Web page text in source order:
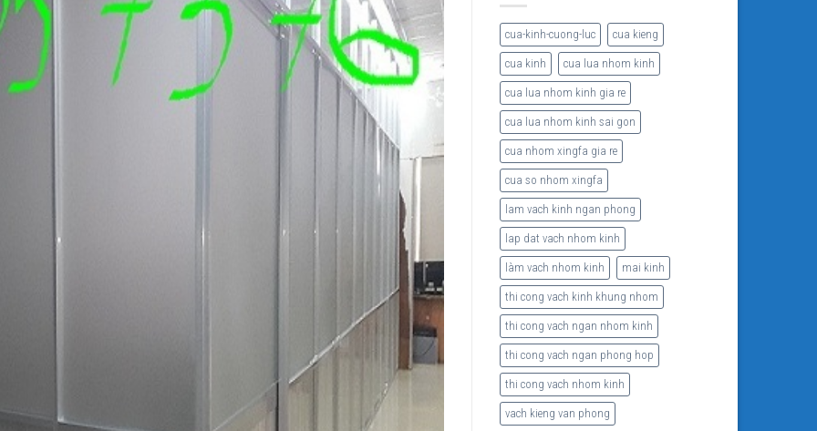
cua-kinh-cuong-luc cua kieng
cua kinh cua lua nhom kinh
cua lua nhom kinh gia re
cua lua nhom kinh sai gon
cua nhom xingfa gia re
cua so nhom xingfa
lam vach kinh ngan phong
lap dat vach nhom kinh
làm vach nhom kinh mai kinh
thi cong vach kinh khung nhom
thi cong vach ngan nhom kinh
thi cong vach ngan phong hop
thi cong vach nhom kinh
vach kieng van phong